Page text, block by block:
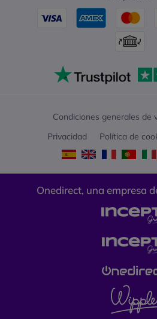
Condiciones generales de
Privacidad
Política de
Onedirect, una empresa